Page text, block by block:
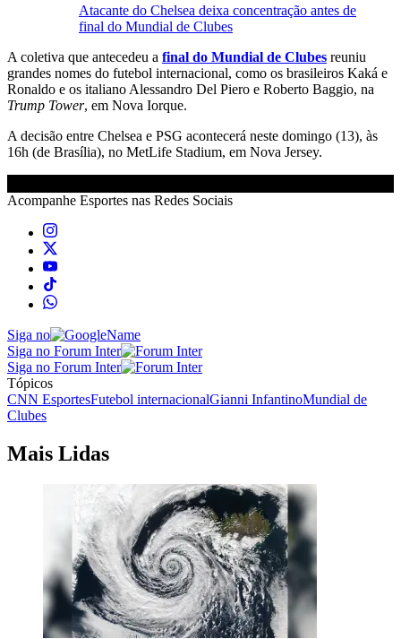
Atacante do Chelsea deixa concentração antes de
final do Mundial de Clubes
A coletiva que antecedeu a final do Mundial de Clubes reuniu
grandes nomes do futebol internacional, como os brasileiros Kaká e
Ronaldo e os italiano Alessandro Del Piero e Roberto Baggio, na
Trump Tower, em Nova Iorque.
A decisão entre Chelsea e PSG acontecerá neste domingo (13), às
16h (de Brasília), no MetLife Stadium, em Nova Jersey.
Acompanhe Esportes nas Redes Sociais
Siga no
Siga no Forum Inter
Siga no Forum Inter
Tópicos
CNN EsportesFutebol internacionalGianni InfantinoMundial de
Clubes
Mais Lidas